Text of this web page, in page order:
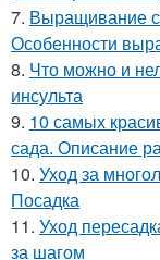
7. Выращивание
Особенности
8. Что можно и
инсульта
9. 10 самых
сада. Описание
10. Уход за
Посадка
11. Уход
за шагом